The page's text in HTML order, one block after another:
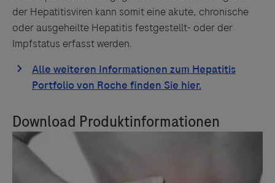
der Hepatitisviren kann somit eine akute, chronische
oder ausgeheilte Hepatitis festgestellt- oder der
Impfstatus erfasst werden.